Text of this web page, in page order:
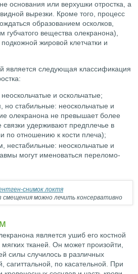
основания или верхушки отростка, а
вырезки. Кроме того, процесс
образованием осколков,
губчатого вещества олекранона),
жировой клетчатки и
является следующая классификация
и оскольчатые;
стабильные: неоскольчатые и
олекранона не превышает более
удерживают предплечье в
по отношению к кости плеча);
нестабильные: неоскольчатые и
могут именоваться переломо-
смещения можно лечить консервативно
является ушиб его костной
тканей. Он может произойти,
силы случилось в различных
сагиттальной, по касательной. При